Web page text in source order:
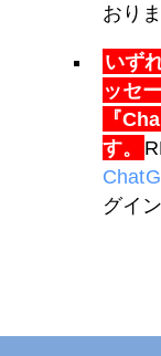
おりま
いず
ッセ
『
す。
グイ